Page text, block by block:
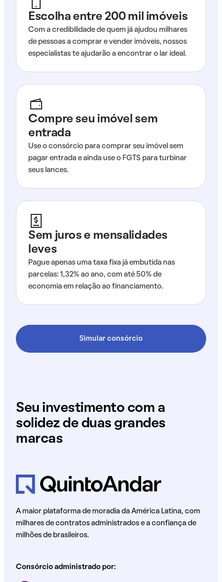
Escolha entre 200 mil imóveis
Com a credibilidade de quem já ajudou milhares
de pessoas a comprar e vender imóveis, nossos
especialistas te ajudarão a encontrar o lar ideal.
Compre seu imóvel sem
entrada
Use o consórcio para comprar seu imóvel sem
pagar entrada e ainda use o FGTS para turbinar
seus lances.
Sem juros e mensalidades
leves
Pague apenas uma taxa fixa já embutida nas
parcelas: 1,32% ao ano, com até 50% de
economia em relação ao financiamento.
Simular consórcio
Seu investimento com a
solidez de duas grandes
marcas
A maior plataforma de moradia da América Latina, com
milhares de contratos administrados e a confiança de
milhões de brasileiros.
Consórcio administrado por: